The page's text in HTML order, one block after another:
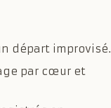
départ improvisé.
par cœur et